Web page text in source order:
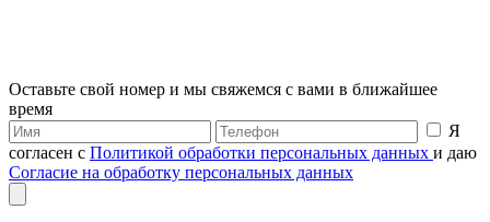
Оставьте свой номер и мы свяжемся с вами в ближайшее
время
Я
согласен с Политикой обработки персональных данных и даю
Согласие на обработку персональных данных